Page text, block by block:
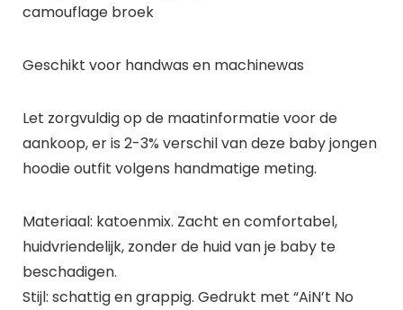
camouflage broek
Geschikt voor handwas en machinewas
Let zorgvuldig op de maatinformatie voor de
aankoop, er is 2-3% verschil van deze baby jongen
hoodie outfit volgens handmatige meting.
Materiaal: katoenmix. Zacht en comfortabel,
huidvriendelijk, zonder de huid van je baby te
beschadigen.
Stijl: schattig en grappig. Gedrukt met “AiN’t No